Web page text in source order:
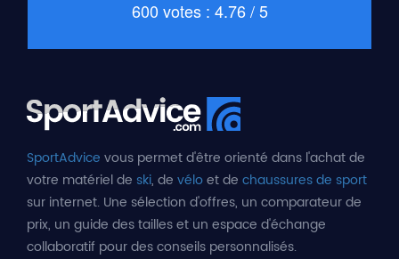
600 votes : 4.76 / 5
SportAdvice vous permet d'être orienté dans l'achat de
votre matériel de ski, de véloet de chaussures de sport
sur internet. Une sélection d'offres, un comparateur de
prix, un guide des tailles et un espace d'échange
collaboratif pour des conseils personnalisés.